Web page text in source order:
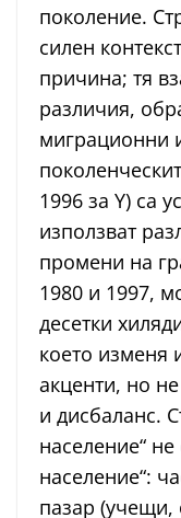
поколение.
силен
причина; тя
различия,
миграционни
1996 за Y) са
използват
промени на
1980 и 1997,
десетки
което изменя
акценти, но
и дисбаланс.
население“
население“:
пазар (учещи,